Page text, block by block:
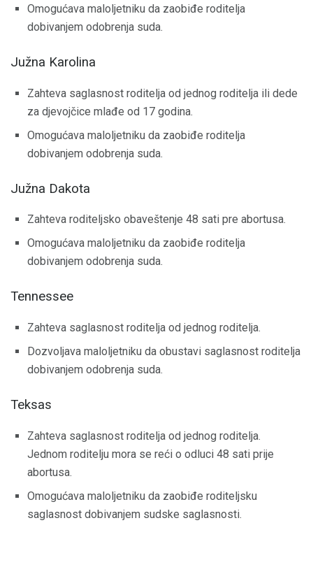
Omogućava maloljetniku da zaobiđe roditelja
dobivanjem odobrenja suda.
Južna Karolina
Zahteva saglasnost roditelja od jednog roditelja ili dede
za djevojčice mlađe od 17 godina.
Omogućava maloljetniku da zaobiđe roditelja
dobivanjem odobrenja suda.
Južna Dakota
Zahteva roditeljsko obaveštenje 48 sati pre abortusa.
Omogućava maloljetniku da zaobiđe roditelja
dobivanjem odobrenja suda.
Tennessee
Zahteva saglasnost roditelja od jednog roditelja.
Dozvoljava maloljetniku da obustavi saglasnost roditelja
dobivanjem odobrenja suda.
Teksas
Zahteva saglasnost roditelja od jednog roditelja.
Jednom roditelju mora se reći o odluci 48 sati prije
abortusa.
Omogućava maloljetniku da zaobiđe roditeljsku
saglasnost dobivanjem sudske saglasnosti.